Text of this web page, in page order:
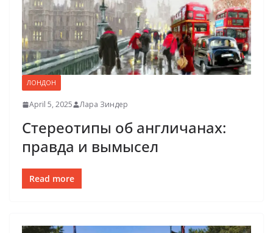
ЛОНДОН
April 5, 2025 Лара Зиндер
Стереотипы об англичанах:
правда и вымысел
Read more